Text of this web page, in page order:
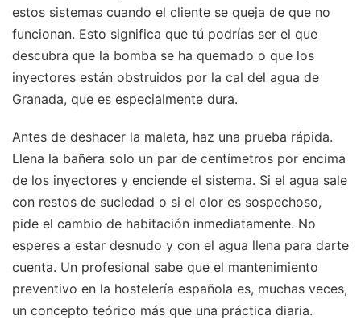
estos sistemas cuando el cliente se queja de que no
funcionan. Esto significa que tú podrías ser el que
descubra que la bomba se ha quemado o que los
inyectores están obstruidos por la cal del agua de
Granada, que es especialmente dura.
Antes de deshacer la maleta, haz una prueba rápida.
Llena la bañera solo un par de centímetros por encima
de los inyectores y enciende el sistema. Si el agua sale
con restos de suciedad o si el olor es sospechoso,
pide el cambio de habitación inmediatamente. No
esperes a estar desnudo y con el agua llena para darte
cuenta. Un profesional sabe que el mantenimiento
preventivo en la hostelería española es, muchas veces,
un concepto teórico más que una práctica diaria.